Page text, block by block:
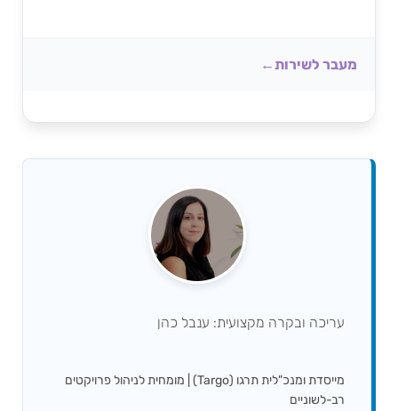
מעבר לשירות
עריכה ובקרה מקצועית: ענבל כהן
מייסדת ומנכ"לית תרגו (Targo) | מומחית לניהול פרויקטים
רב-לשוניים